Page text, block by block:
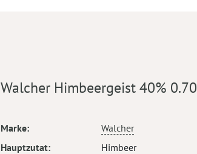
Walcher Himbeergeist 40% 0.70
Mehr
Marke
Walcher
Hauptzutat
Himbeer